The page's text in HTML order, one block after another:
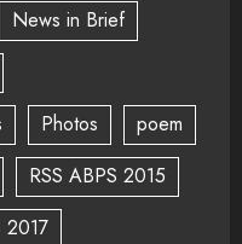
News in Brief
Photos
poem
RSS ABPS 2015
2017